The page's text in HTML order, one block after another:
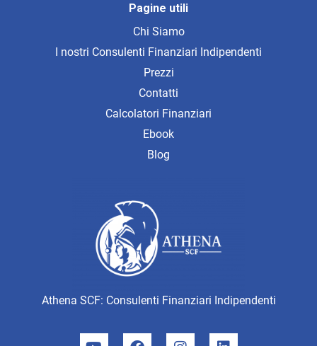
Athena SCF: Consulenti Finanziari Indipendenti
Pagine utili
Chi Siamo
I nostri Consulenti Finanziari Indipendenti
Prezzi
Contatti
Calcolatori Finanziari
Ebook
Blog